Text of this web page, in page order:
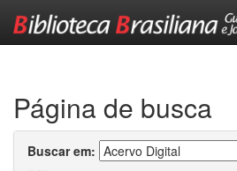
Página de busca
Buscar em: